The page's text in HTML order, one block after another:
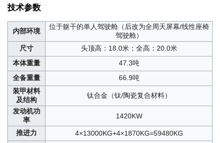
技术参数
内部环境
位于躯干的单人驾驶舱（后改为全周天屏幕/线性座椅
驾驶舱）
尺寸
头顶高：18.0米；全高：20.0米
本体重量
47.3吨
全备重量
66.9吨
装甲材料
及结构
钛合金（钛/陶瓷复合材料）
发动机功
率
1420KW
推进力
4×13000KG+4×1870KG=59480KG